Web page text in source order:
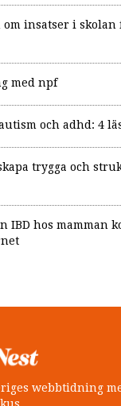
insatser i skolan
med npf
och adhd: 4
trygga och
IBD hos mamman
webbtidning